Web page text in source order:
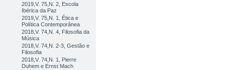
2019,V. 75,N. 2, Escola
Ibérica da Paz
2019,V. 75,N. 1, Ética e
Política Contemporânea
2018,V. 74,N. 4, Filosofia da
Música
2018,V. 74,N. 2-3, Gestão e
Filosofia
2018,V. 74,N. 1, Pierre
Duhem e Ernst Mach